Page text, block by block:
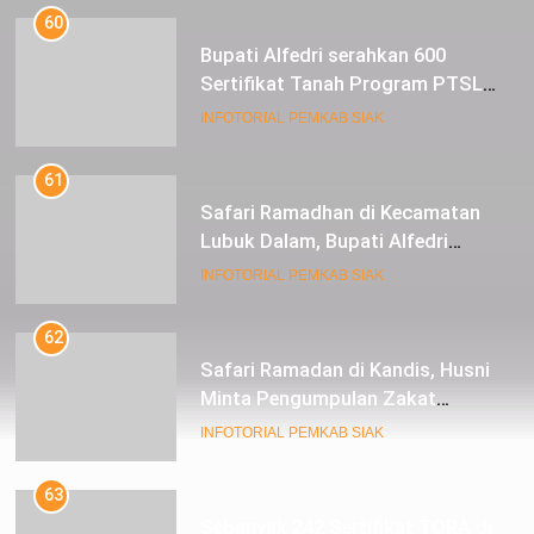
60
Bupati Alfedri serahkan 600
Sertifikat Tanah Program PTSL
kepada Masyarakat Tualang
INFOTORIAL PEMKAB SIAK
61
Safari Ramadhan di Kecamatan
Lubuk Dalam, Bupati Alfedri
Mengingatkan Masyarakat
INFOTORIAL PEMKAB SIAK
62
Safari Ramadan di Kandis, Husni
Minta Pengumpulan Zakat
Meningkat
INFOTORIAL PEMKAB SIAK
63